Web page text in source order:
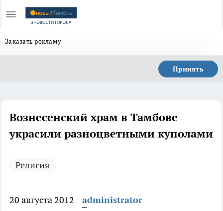
Заказать рекламу
Принять
Вознесенский храм в Тамбове
украсили разноцветными куполами
Религия
20 августа 2012
administrator